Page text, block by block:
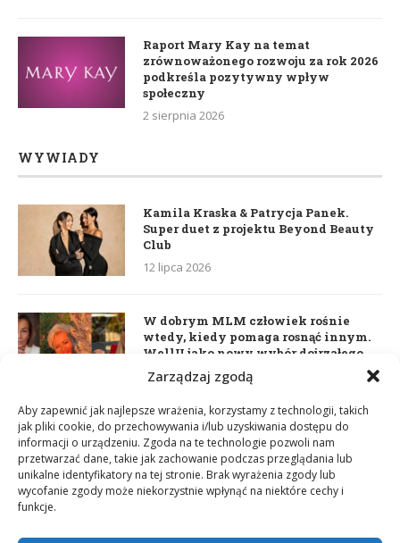
Zarządzaj zgodą
Aby zapewnić jak najlepsze wrażenia, korzystamy z technologii, takich
jak pliki cookie, do przechowywania i/lub uzyskiwania dostępu do
informacji o urządzeniu. Zgoda na te technologie pozwoli nam
przetwarzać dane, takie jak zachowanie podczas przeglądania lub
unikalne identyfikatory na tej stronie. Brak wyrażenia zgody lub
wycofanie zgody może niekorzystnie wpłynąć na niektóre cechy i
funkcje.
Raport Mary Kay na temat
zrównoważonego rozwoju za rok 2026
podkreśla pozytywny wpływ
społeczny
2 sierpnia 2026
WYWIADY
Kamila Kraska & Patrycja Panek.
Super duet z projektu Beyond Beauty
Club
12 lipca 2026
W dobrym MLM człowiek rośnie
wtedy, kiedy pomaga rosnąć innym.
WellU jako nowy wybór dojrzałego
lidera
Daria Dudzik. Kocham Cię
17 kwietnia 2026